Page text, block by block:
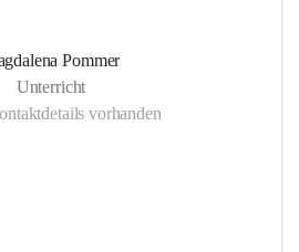
Pommer
Unterricht
vorhanden